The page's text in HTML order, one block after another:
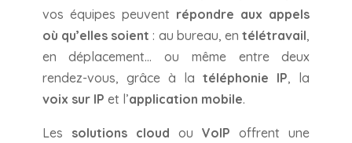
vos équipes peuvent répondre aux appels
où qu’elles soient : au bureau, entélétravail,
en déplacement… ou même entre deux
rendez-vous, grâce à latéléphonie IP, la
voix sur IP et l’application mobile.
Les solutions cloud ouVoIP offrent une